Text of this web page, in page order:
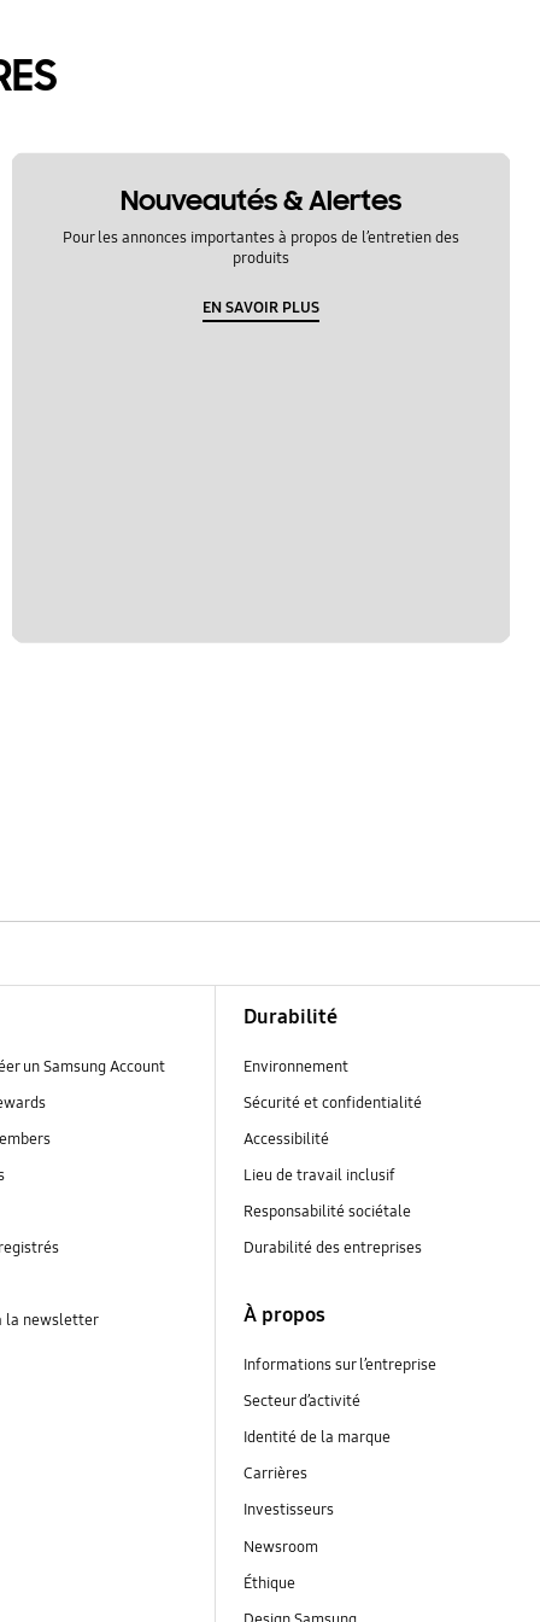
Nouveautés & Alertes
Pour les annonces importantes à propos de l’entretien des
produits
EN SAVOIR PLUS
un Samsung Account
la newsletter
Durabilité
Environnement
Sécurité et confidentialité
Accessibilité
Lieu de travail inclusif
Responsabilité sociétale
Durabilité des entreprises
À propos
Informations sur l’entreprise
Secteur d’activité
Identité de la marque
Carrières
Investisseurs
Newsroom
Éthique